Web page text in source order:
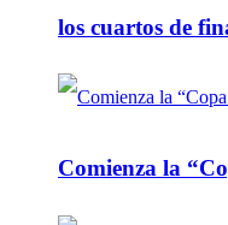
los cuartos de
Comienza la